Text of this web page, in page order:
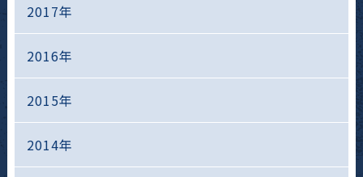
2017年
2016年
2015年
2014年